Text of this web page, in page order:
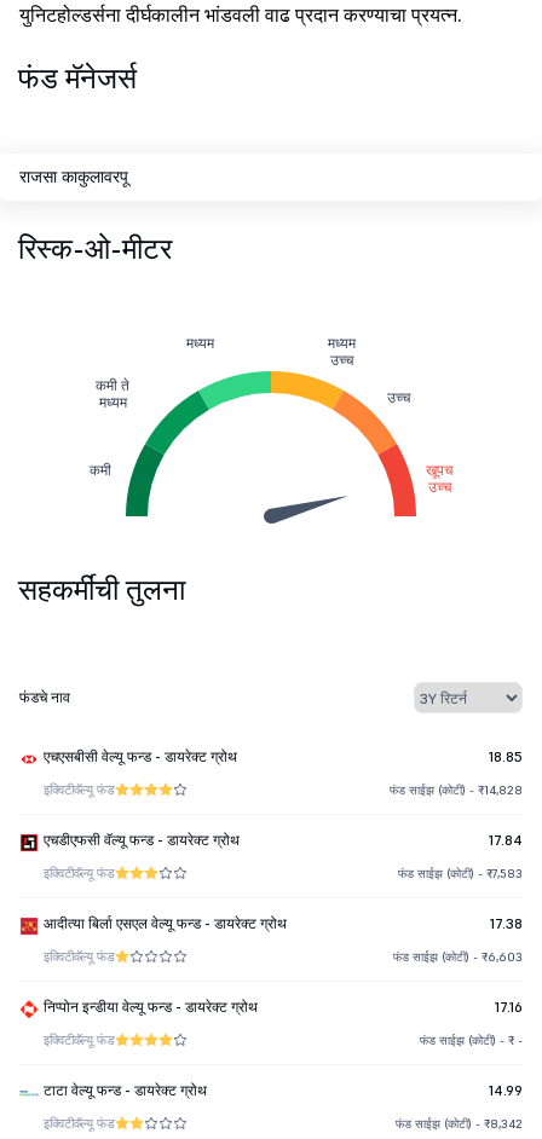
युनिटहोल्डर्सना दीर्घकालीन भांडवली वाढ प्रदान करण्याचा प्रयत्न.
फंड मॅनेजर्स
राजसा काकुलावरपू
रिस्क-ओ-मीटर
कमी
कमी ते
मध्यम
मध्यम
मध्यम
उच्च
उच्च
खूपच
उच्च
सहकर्मींची तुलना
फंडचे नाव
एचएसबीसी वेल्यू फन्ड - डायरेक्ट ग्रोथ 18.85
इक्विटीवॅल्यू फंड फंड साईझ (कोटी) - ₹14,828
एचडीएफसी वॅल्यू फन्ड - डायरेक्ट ग्रोथ 17.84
इक्विटीवॅल्यू फंड फंड साईझ (कोटी) - ₹7,583
आदीत्या बिर्ला एसएल वेल्यू फन्ड - डायरेक्ट ग्रोथ 17.38
इक्विटीवॅल्यू फंड फंड साईझ (कोटी) - ₹6,603
निप्पोन इन्डीया वेल्यू फन्ड - डायरेक्ट ग्रोथ 17.16
इक्विटीवॅल्यू फंड फंड साईझ (कोटी) - ₹ -
टाटा वेल्यू फन्ड - डायरेक्ट ग्रोथ 14.99
इक्विटीवॅल्यू फंड फंड साईझ (कोटी) - ₹8,342